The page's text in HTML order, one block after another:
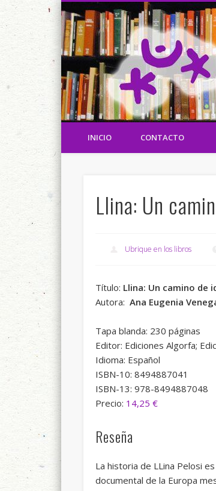
Ubrique en los libros
INICIO CONTACTO
Llina: Un
Ubrique en los libros
Título: Llina: Un camino de
Autora: Ana Eugenia
Tapa blanda: 230 páginas
Editor: Ediciones Algorfa;
Idioma: Español
ISBN-10: 8494887041
ISBN-13: 978-8494887048
Precio: 14,25 €
Reseña
La historia de LLina Pelosi
documental de la Europa